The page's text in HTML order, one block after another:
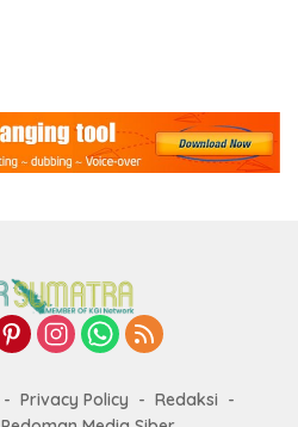
Privacy Policy
Redaksi